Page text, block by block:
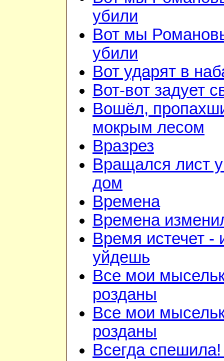
убили
Вот мы
убили
Вот ударят в
Вот-вот задует
Вошёл,
мокрым лесом
Вразрез
Вращался лист
дом
Времена
Времена
Время истечет -
уйдешь
Все мои
розданы
Все мои
розданы
Всегда